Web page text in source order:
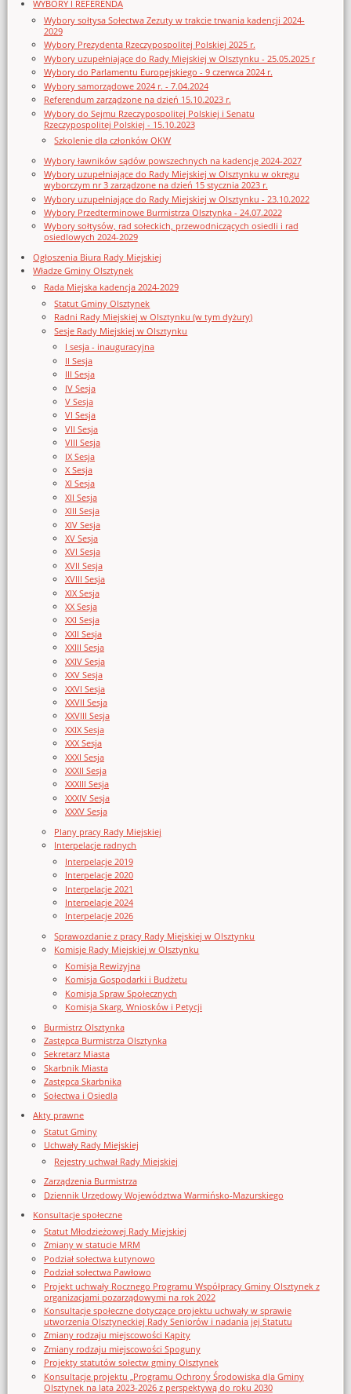
WYBORY I REFERENDA
Wybory sołtysa Sołectwa Zezuty w trakcie trwania kadencji 2024-
2029
Wybory Prezydenta Rzeczypospolitej Polskiej 2025 r.
Wybory uzupełniające do Rady Miejskiej w Olsztynku - 25.05.2025 r
Wybory do Parlamentu Europejskiego - 9 czerwca 2024 r.
Wybory samorządowe 2024 r. - 7.04.2024
Referendum zarządzone na dzień 15.10.2023 r.
Wybory do Sejmu Rzeczypospolitej Polskiej i Senatu
Rzeczypospolitej Polskiej - 15.10.2023
Szkolenie dla członków OKW
Wybory ławników sądów powszechnych na kadencję 2024-2027
Wybory uzupełniające do Rady Miejskiej w Olsztynku w okręgu
wyborczym nr 3 zarządzone na dzień 15 stycznia 2023 r.
Wybory uzupełniające do Rady Miejskiej w Olsztynku - 23.10.2022
Wybory Przedterminowe Burmistrza Olsztynka - 24.07.2022
Wybory sołtysów, rad sołeckich, przewodniczących osiedli i rad
osiedlowych 2024-2029
Ogłoszenia Biura Rady Miejskiej
Władze Gminy Olsztynek
Rada Miejska kadencja 2024-2029
Statut Gminy Olsztynek
Radni Rady Miejskiej w Olsztynku (w tym dyżury)
Sesje Rady Miejskiej w Olsztynku
I sesja - inauguracyjna
II Sesja
III Sesja
IV Sesja
V Sesja
VI Sesja
VII Sesja
VIII Sesja
IX Sesja
X Sesja
XI Sesja
XII Sesja
XIII Sesja
XIV Sesja
XV Sesja
XVI Sesja
XVII Sesja
XVIII Sesja
XIX Sesja
XX Sesja
XXI Sesja
XXII Sesja
XXIII Sesja
XXIV Sesja
XXV Sesja
XXVI Sesja
XXVII Sesja
XXVIII Sesja
XXIX Sesja
XXX Sesja
XXXI Sesja
XXXII Sesja
XXXIII Sesja
XXXIV Sesja
XXXV Sesja
Plany pracy Rady Miejskiej
Interpelacje radnych
Interpelacje 2019
Interpelacje 2020
Interpelacje 2021
Interpelacje 2024
Interpelacje 2026
Sprawozdanie z pracy Rady Miejskiej w Olsztynku
Komisje Rady Miejskiej w Olsztynku
Komisja Rewizyjna
Komisja Gospodarki i Budżetu
Komisja Spraw Społecznych
Komisja Skarg, Wniosków i Petycji
Burmistrz Olsztynka
Zastępca Burmistrza Olsztynka
Sekretarz Miasta
Skarbnik Miasta
Zastępca Skarbnika
Sołectwa i Osiedla
Akty prawne
Statut Gminy
Uchwały Rady Miejskiej
Rejestry uchwał Rady Miejskiej
Zarządzenia Burmistrza
Dziennik Urzędowy Województwa Warmińsko-Mazurskiego
Konsultacje społeczne
Statut Młodzieżowej Rady Miejskiej
Zmiany w statucie MRM
Podział sołectwa Łutynowo
Podział sołectwa Pawłowo
Projekt uchwały Rocznego Programu Współpracy Gminy Olsztynek z
organizacjami pozarządowymi na rok 2022
Konsultacje społeczne dotyczące projektu uchwały w sprawie
utworzenia Olsztyneckiej Rady Seniorów i nadania jej Statutu
Zmiany rodzaju miejscowości Kąpity
Zmiany rodzaju miejscowości Spoguny
Projekty statutów sołectw gminy Olsztynek
Konsultacje projektu „Programu Ochrony Środowiska dla Gminy
Olsztynek na lata 2023-2026 z perspektywą do roku 2030